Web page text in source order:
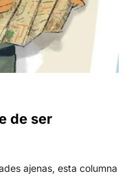
de ser
ajenas, esta columna